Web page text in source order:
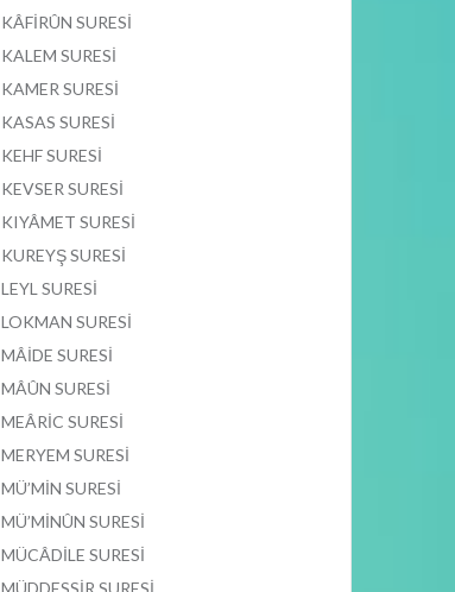
KÂFİRÛN SURESİ
KALEM SURESİ
KAMER SURESİ
KASAS SURESİ
KEHF SURESİ
KEVSER SURESİ
KIYÂMET SURESİ
KUREYŞ SURESİ
LEYL SURESİ
LOKMAN SURESİ
MÂİDE SURESİ
MÂÛN SURESİ
MEÂRİC SURESİ
MERYEM SURESİ
MÜ’MİN SURESİ
MÜ’MİNÛN SURESİ
MÜCÂDİLE SURESİ
MÜDDESSİR SURESİ